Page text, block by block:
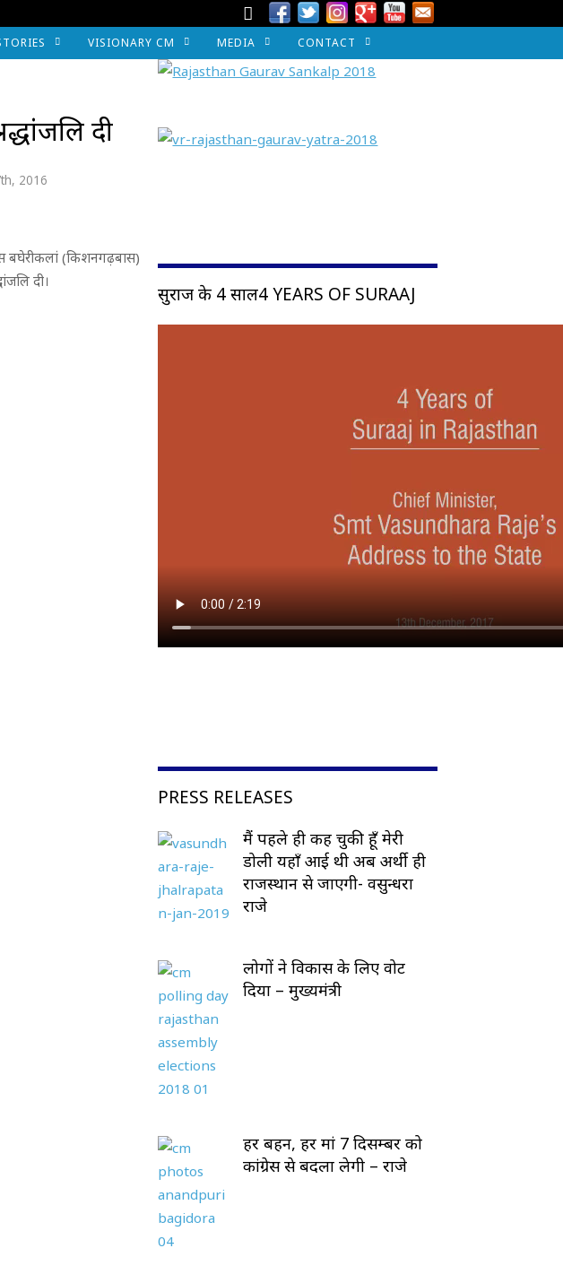
VISIONARY CM MEDIA CONTACT
दी
2016
बघेरीकलां (किशनगढ़बास)
दी।
सुराज के 4 साल4 YEARS OF SURAAJ
PRESS RELEASES
मैं पहले ही कह चुकी हूँ मेरी
डोली यहाँ आई थी अब अर्थी ही
राजस्थान से जाएगी- वसुन्धरा
राजे
लोगों ने विकास के लिए वोट
दिया – मुख्यमंत्री
हर बहन, हर मां 7 दिसम्बर को
कांग्रेस से बदला लेगी – राजे